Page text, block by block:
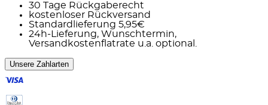
30 Tage Rückgaberecht
kostenloser Rückversand
Standardlieferung 5,95€
24h-Lieferung, Wunschtermin,
Versandkostenflatrate u.a. optional.
Unsere Zahlarten